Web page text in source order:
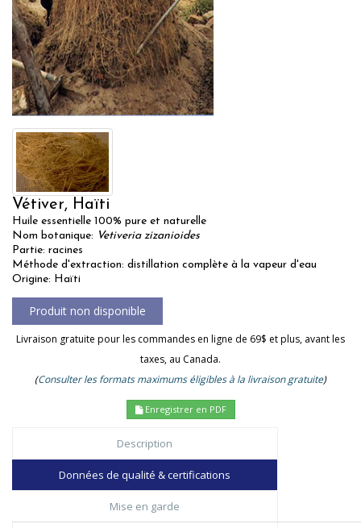
Vétiver, Haïti
Huile essentielle 100% pure et naturelle
Nom botanique: Vetiveria zizanioides
Partie: racines
Méthode d'extraction: distillation complète à la vapeur d'eau
Origine: Haïti
Livraison gratuite pour les commandes en ligne de 69$ et plus, avant les
taxes, au Canada.
(Consulter les formats maximums éligibles à la livraison gratuite)
Enregistrer en PDF
Description
Données de qualité & certifications
Mise en garde